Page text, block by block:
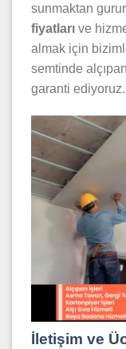
sunmaktan
fiyatları ve
almak için
semtinde
garanti ediyoruz.
İletişim ve